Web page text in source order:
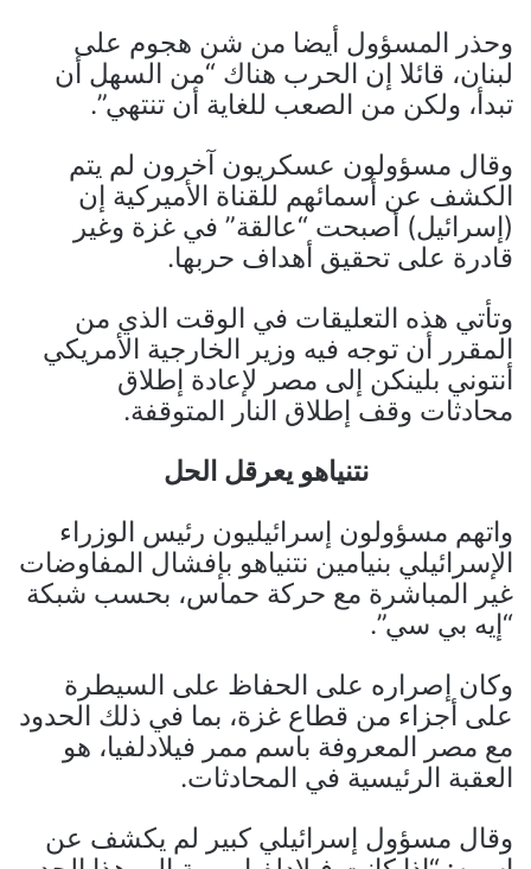
وحذر المسؤول أيضا من شن هجوم على
لبنان، قائلا إن الحرب هناك “من السهل أن
تبدأ، ولكن من الصعب للغاية أن تنتهي”.
وقال مسؤولون عسكريون آخرون لم يتم
الكشف عن أسمائهم للقناة الأميركية إن
(إسرائيل) أصبحت “عالقة” في غزة وغير
قادرة على تحقيق أهداف حربها.
وتأتي هذه التعليقات في الوقت الذي من
المقرر أن توجه فيه وزير الخارجية الأمريكي
أنتوني بلينكن إلى مصر لإعادة إطلاق
محادثات وقف إطلاق النار المتوقفة.
نتنياهو يعرقل الحل
واتهم مسؤولون إسرائيليون رئيس الوزراء
الإسرائيلي بنيامين نتنياهو بإفشال المفاوضات
غير المباشرة مع حركة حماس، بحسب شبكة
“إيه بي سي”.
وكان إصراره على الحفاظ على السيطرة
على أجزاء من قطاع غزة، بما في ذلك الحدود
مع مصر المعروفة باسم ممر فيلادلفيا، هو
العقبة الرئيسية في المحادثات.
وقال مسؤول إسرائيلي كبير لم يكشف عن